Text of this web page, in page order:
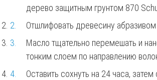
дерево защитным грунтом 870
Отшлифовать древесину абразивом
Масло тщательно перемешать и
тонким слоем по направлению
Оставить сохнуть на 24 часа,